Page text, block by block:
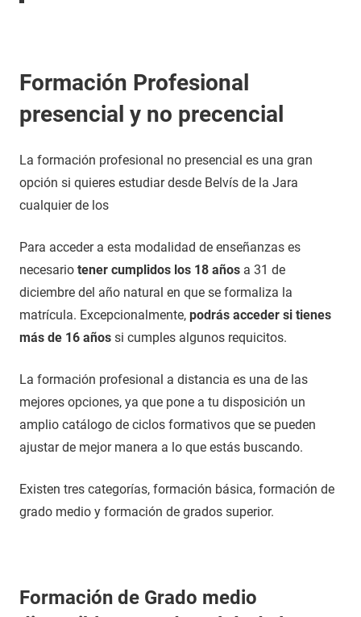
Formación Profesional
presencial y no precencial
La formación profesional no presencial es una gran
opción si quieres estudiar desde Belvís de la Jara
cualquier de los
Para acceder a esta modalidad de enseñanzas es
necesario tener cumplidos los 18 años a 31 de
diciembre del año natural en que se formaliza la
matrícula. Excepcionalmente, podrás acceder si tienes
más de 16 años si cumples algunos requicitos.
La formación profesional a distancia es una de las
mejores opciones, ya que pone a tu disposición un
amplio catálogo de ciclos formativos que se pueden
ajustar de mejor manera a lo que estás buscando.
Existen tres categorías, formación básica, formación de
grado medio y formación de grados superior.
Formación de Grado medio